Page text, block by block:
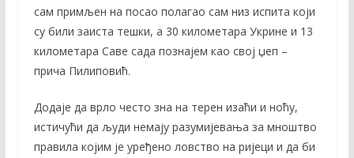
сам примљен на посао полагао сам низ испита који
су били заиста тешки, а 30 километара Укрине и 13
километара Саве сада познајем као свој џеп –
прича Пилиповић.
Додаје да врло често зна на терен изаћи и ноћу,
истичући да људи немају разумијевања за мноштво
правила којим је уређено ловство на ријеци и да би